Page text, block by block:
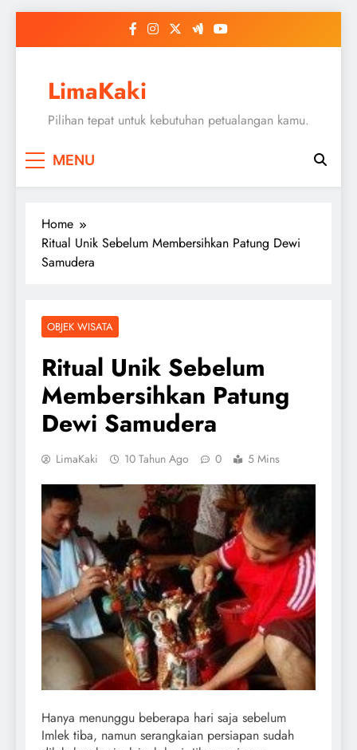
LimaKaki
Pilihan tepat untuk kebutuhan petualangan kamu.
MENU
Home
Ritual Unik Sebelum Membersihkan Patung Dewi
Samudera
OBJEK WISATA
Ritual Unik Sebelum
Membersihkan Patung
Dewi Samudera
LimaKaki 10 Tahun Ago 0 5 Mins
Hanya menunggu beberapa hari saja sebelum
Imlek tiba, namun serangkaian persiapan sudah